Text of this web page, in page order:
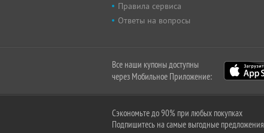
Правила сервиса
Ответы на вопросы
Все наши купоны доступны
через Мобильное Приложение:
Сэкономьте до 90% при любых покупках
Подпишитесь на самые выгодные предложения